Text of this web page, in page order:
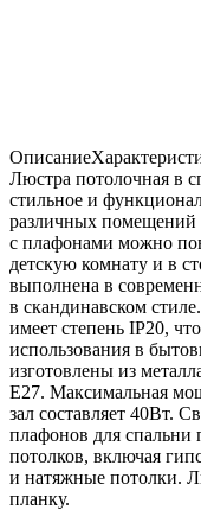
Описание
Люстра потолочная в
стильное и
различных
с плафонами можно
детскую комнату и в
выполнена в
в скандинавском
имеет степень IP20,
использования в
изготовлены из
Е27. Максимальная
зал составляет 40Вт.
плафонов для спальни
потолков, включая
и натяжные потолки.
планку.